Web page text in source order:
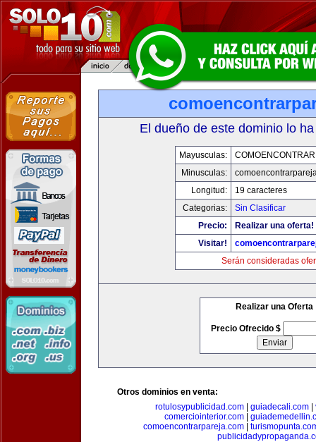
El dueño de este dominio lo
Mayusculas:
Minusculas:
Longitud:
19 caracteres
Categorias:
Sin Clasificar
Precio:
Realizar una oferta!
Visitar!
Serán consideradas
Realizar una Oferta
Precio Ofrecido $
Otros dominios en venta:
rotulosypublicidad.com
guiadecali.com
comerciointerior.com
comoencontrarpareja.com